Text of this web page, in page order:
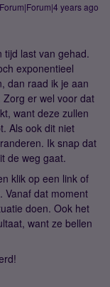
Forum|Forum|4 years ago
tijd last van gehad.
exponentieel
dan raad ik je aan
er wel voor dat
want deze zullen
Als ook dit niet
Ik snap dat
de weg gaat.
klik op een link of
Vanaf dat moment
doen. Ook het
want ze bellen